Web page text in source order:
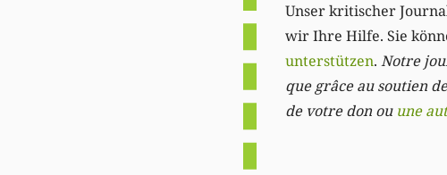
Unser kritischer
wir Ihre Hilfe. Sie
unterstützen. Notre
que grâce au soutien
de votre don ou une